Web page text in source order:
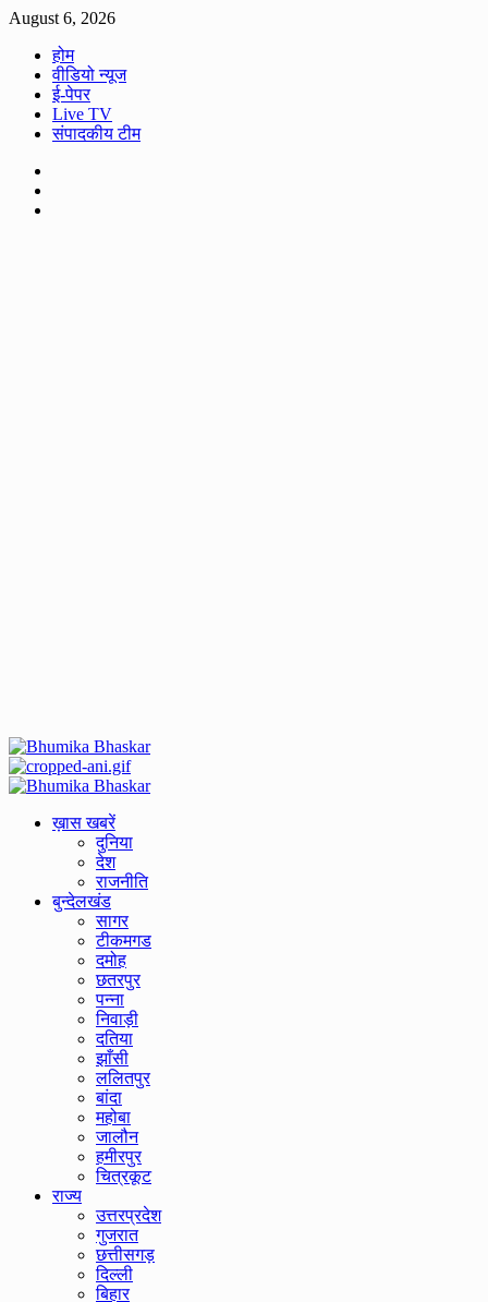
Skip
content
August 6, 2026
होम
वीडियो न्यूज
ई-पेपर
Live TV
संपादकीय टीम
Primary
ख़ास खबरें
दुनिया
देश
राजनीति
बुन्देलखंड
सागर
टीकमगड
दमोह
छतरपुर
पन्ना
निवाड़ी
दतिया
झाँसी
ललितपुर
बांदा
महोबा
जालौन
हमीरपुर
चित्रकूट
राज्य
उत्तरप्रदेश
गुजरात
छत्तीसगड़
दिल्ली
बिहार